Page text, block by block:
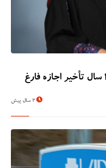
دانشجوی 62 ساله دانشگاه بریستول با 41 سال تأخیر اجازه فارغ
2 سال پیش